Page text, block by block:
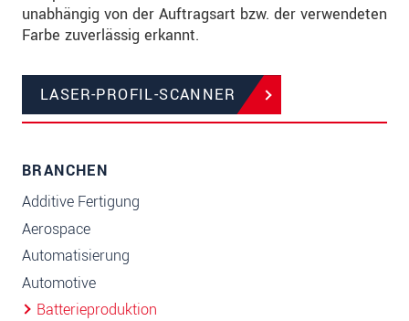
unabhängig von der Auftragsart bzw. der verwendeten
Farbe zuverlässig erkannt.
LASER-PROFIL-SCANNER
BRANCHEN
Additive Fertigung
Aerospace
Automatisierung
Automotive
Batterieproduktion